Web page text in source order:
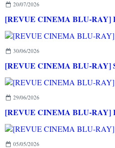
20/07/2026
[REVUE CINEMA BLU-RAY]
30/06/2026
[REVUE CINEMA BLU-RAY]
29/06/2026
[REVUE CINEMA BLU-
05/05/2026